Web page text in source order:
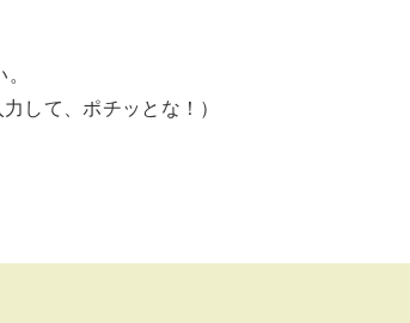
して、ポチッとな！）